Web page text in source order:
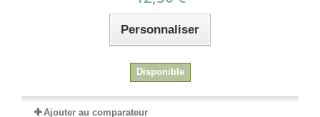
Personnaliser
Disponible
Ajouter au comparateur